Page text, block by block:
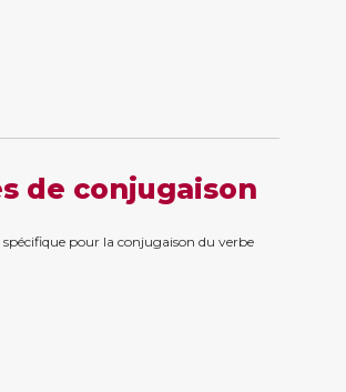
de conjugaison
pour la conjugaison du verbe